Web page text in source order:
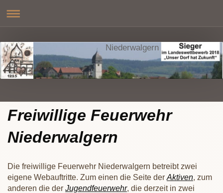
Niederwalgern
Freiwillige Feuerwehr
Niederwalgern
Die freiwillige Feuerwehr Niederwalgern betreibt zwei
eigene Webauftritte. Zum einen die Seite der Aktiven, zum
anderen die der Jugendfeuerwehr, die derzeit in zwei